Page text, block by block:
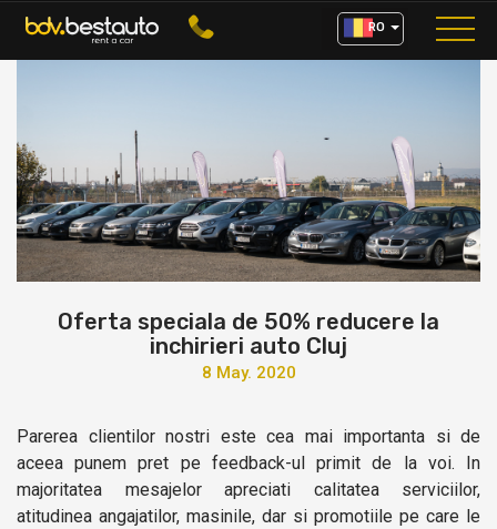
RO
Oferta speciala de 50% reducere la
inchirieri auto Cluj
8 May. 2020
Parerea clientilor nostri este cea mai importanta si de
aceea punem pret pe feedback-ul primit de la voi. In
majoritatea mesajelor apreciati calitatea serviciilor,
atitudinea angajatilor, masinile, dar si promotiile pe care le